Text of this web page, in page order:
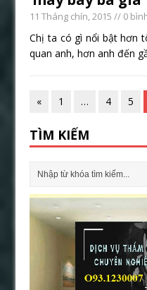
11 Tháng chín, 2015 // 0
Chị ta có gì nổi bật hơn
quan anh, hơn anh đến
« 1 … 4 5
TÌM KIẾM